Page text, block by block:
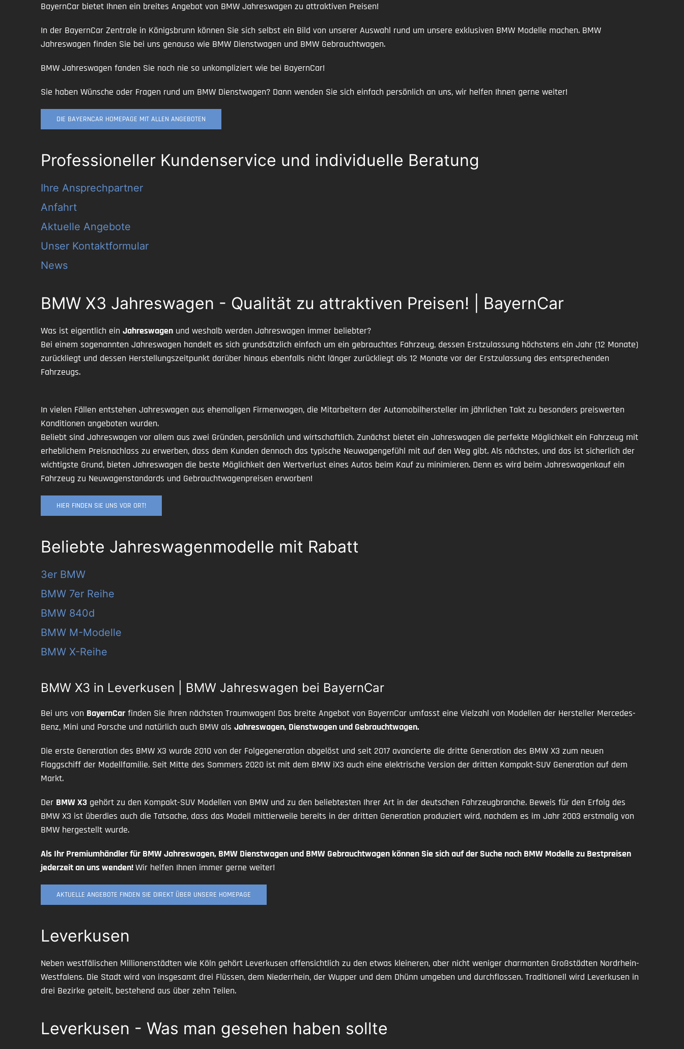
BayernCar bietet Ihnen ein breites Angebot von BMW Jahreswagen zu attraktiven Preisen!
In der BayernCar Zentrale in Königsbrunn können Sie sich selbst ein Bild von unserer Auswahl rund um unsere exklusiven BMW Modelle machen. BMW
Jahreswagen finden Sie bei uns genauso wie BMW Dienstwagen und BMW Gebrauchtwagen.
BMW Jahreswagen fanden Sie noch nie so unkompliziert wie bei BayernCar!
Sie haben Wünsche oder Fragen rund um BMW Dienstwagen? Dann wenden Sie sich einfach persönlich an uns, wir helfen Ihnen gerne weiter!
DIE BAYERNCAR HOMEPAGE MIT ALLEN ANGEBOTEN
Professioneller Kundenservice und individuelle Beratung
Ihre Ansprechpartner
Anfahrt
Aktuelle Angebote
Unser Kontaktformular
News
BMW X3 Jahreswagen - Qualität zu attraktiven Preisen! | BayernCar
Was ist eigentlich ein Jahreswagen und weshalb werden Jahreswagen immer beliebter?
Bei einem sogenannten Jahreswagen handelt es sich grundsätzlich einfach um ein gebrauchtes Fahrzeug, dessen Erstzulassung höchstens ein Jahr (12 Monate)
zurückliegt und dessen Herstellungszeitpunkt darüber hinaus ebenfalls nicht länger zurückliegt als 12 Monate vor der Erstzulassung des entsprechenden
Fahrzeugs.
In vielen Fällen entstehen Jahreswagen aus ehemaligen Firmenwagen, die Mitarbeitern der Automobilhersteller im jährlichen Takt zu besonders preiswerten
Konditionen angeboten wurden.
Beliebt sind Jahreswagen vor allem aus zwei Gründen, persönlich und wirtschaftlich. Zunächst bietet ein Jahreswagen die perfekte Möglichkeit ein Fahrzeug mit
erheblichem Preisnachlass zu erwerben, dass dem Kunden dennoch das typische Neuwagengefühl mit auf den Weg gibt. Als nächstes, und das ist sicherlich der
wichtigste Grund, bieten Jahreswagen die beste Möglichkeit den Wertverlust eines Autos beim Kauf zu minimieren. Denn es wird beim Jahreswagenkauf ein
Fahrzeug zu Neuwagenstandards und Gebrauchtwagenpreisen erworben!
HIER FINDEN SIE UNS VOR ORT!
Beliebte Jahreswagenmodelle mit Rabatt
3er BMW
BMW 7er Reihe
BMW 840d
BMW M-Modelle
BMW X-Reihe
BMW X3 in Leverkusen | BMW Jahreswagen bei BayernCar
Bei uns von BayernCar finden Sie Ihren nächsten Traumwagen! Das breite Angebot von BayernCar umfasst eine Vielzahl von Modellen der Hersteller Mercedes-
Benz, Mini und Porsche und natürlich auch BMW als Jahreswagen, Dienstwagen und Gebrauchtwagen.
Die erste Generation des BMW X3 wurde 2010 von der Folgegeneration abgelöst und seit 2017 avancierte die dritte Generation des BMW X3 zum neuen
Flaggschiff der Modellfamilie. Seit Mitte des Sommers 2020 ist mit dem BMW iX3 auch eine elektrische Version der dritten Kompakt-SUV Generation auf dem
Markt.
Der BMW X3 gehört zu den Kompakt-SUV Modellen von BMW und zu den beliebtesten Ihrer Art in der deutschen Fahrzeugbranche. Beweis für den Erfolg des
BMW X3 ist überdies auch die Tatsache, dass das Modell mittlerweile bereits in der dritten Generation produziert wird, nachdem es im Jahr 2003 erstmalig von
BMW hergestellt wurde.
Als Ihr Premiumhändler für BMW Jahreswagen, BMW Dienstwagen und BMW Gebrauchtwagen können Sie sich auf der Suche nach BMW Modelle zu Bestpreisen
jederzeit an uns wenden!Wir helfen Ihnen immer gerne weiter!
AKTUELLE ANGEBOTE FINDEN SIE DIREKT ÜBER UNSERE HOMEPAGE
Leverkusen
Neben westfälischen Millionenstädten wie Köln gehört Leverkusen offensichtlich zu den etwas kleineren, aber nicht weniger charmanten Großstädten Nordrhein-
Westfalens. Die Stadt wird von insgesamt drei Flüssen, dem Niederrhein, der Wupper und dem Dhünn umgeben und durchflossen. Traditionell wird Leverkusen in
drei Bezirke geteilt, bestehend aus über zehn Teilen.
Leverkusen - Was man gesehen haben sollte